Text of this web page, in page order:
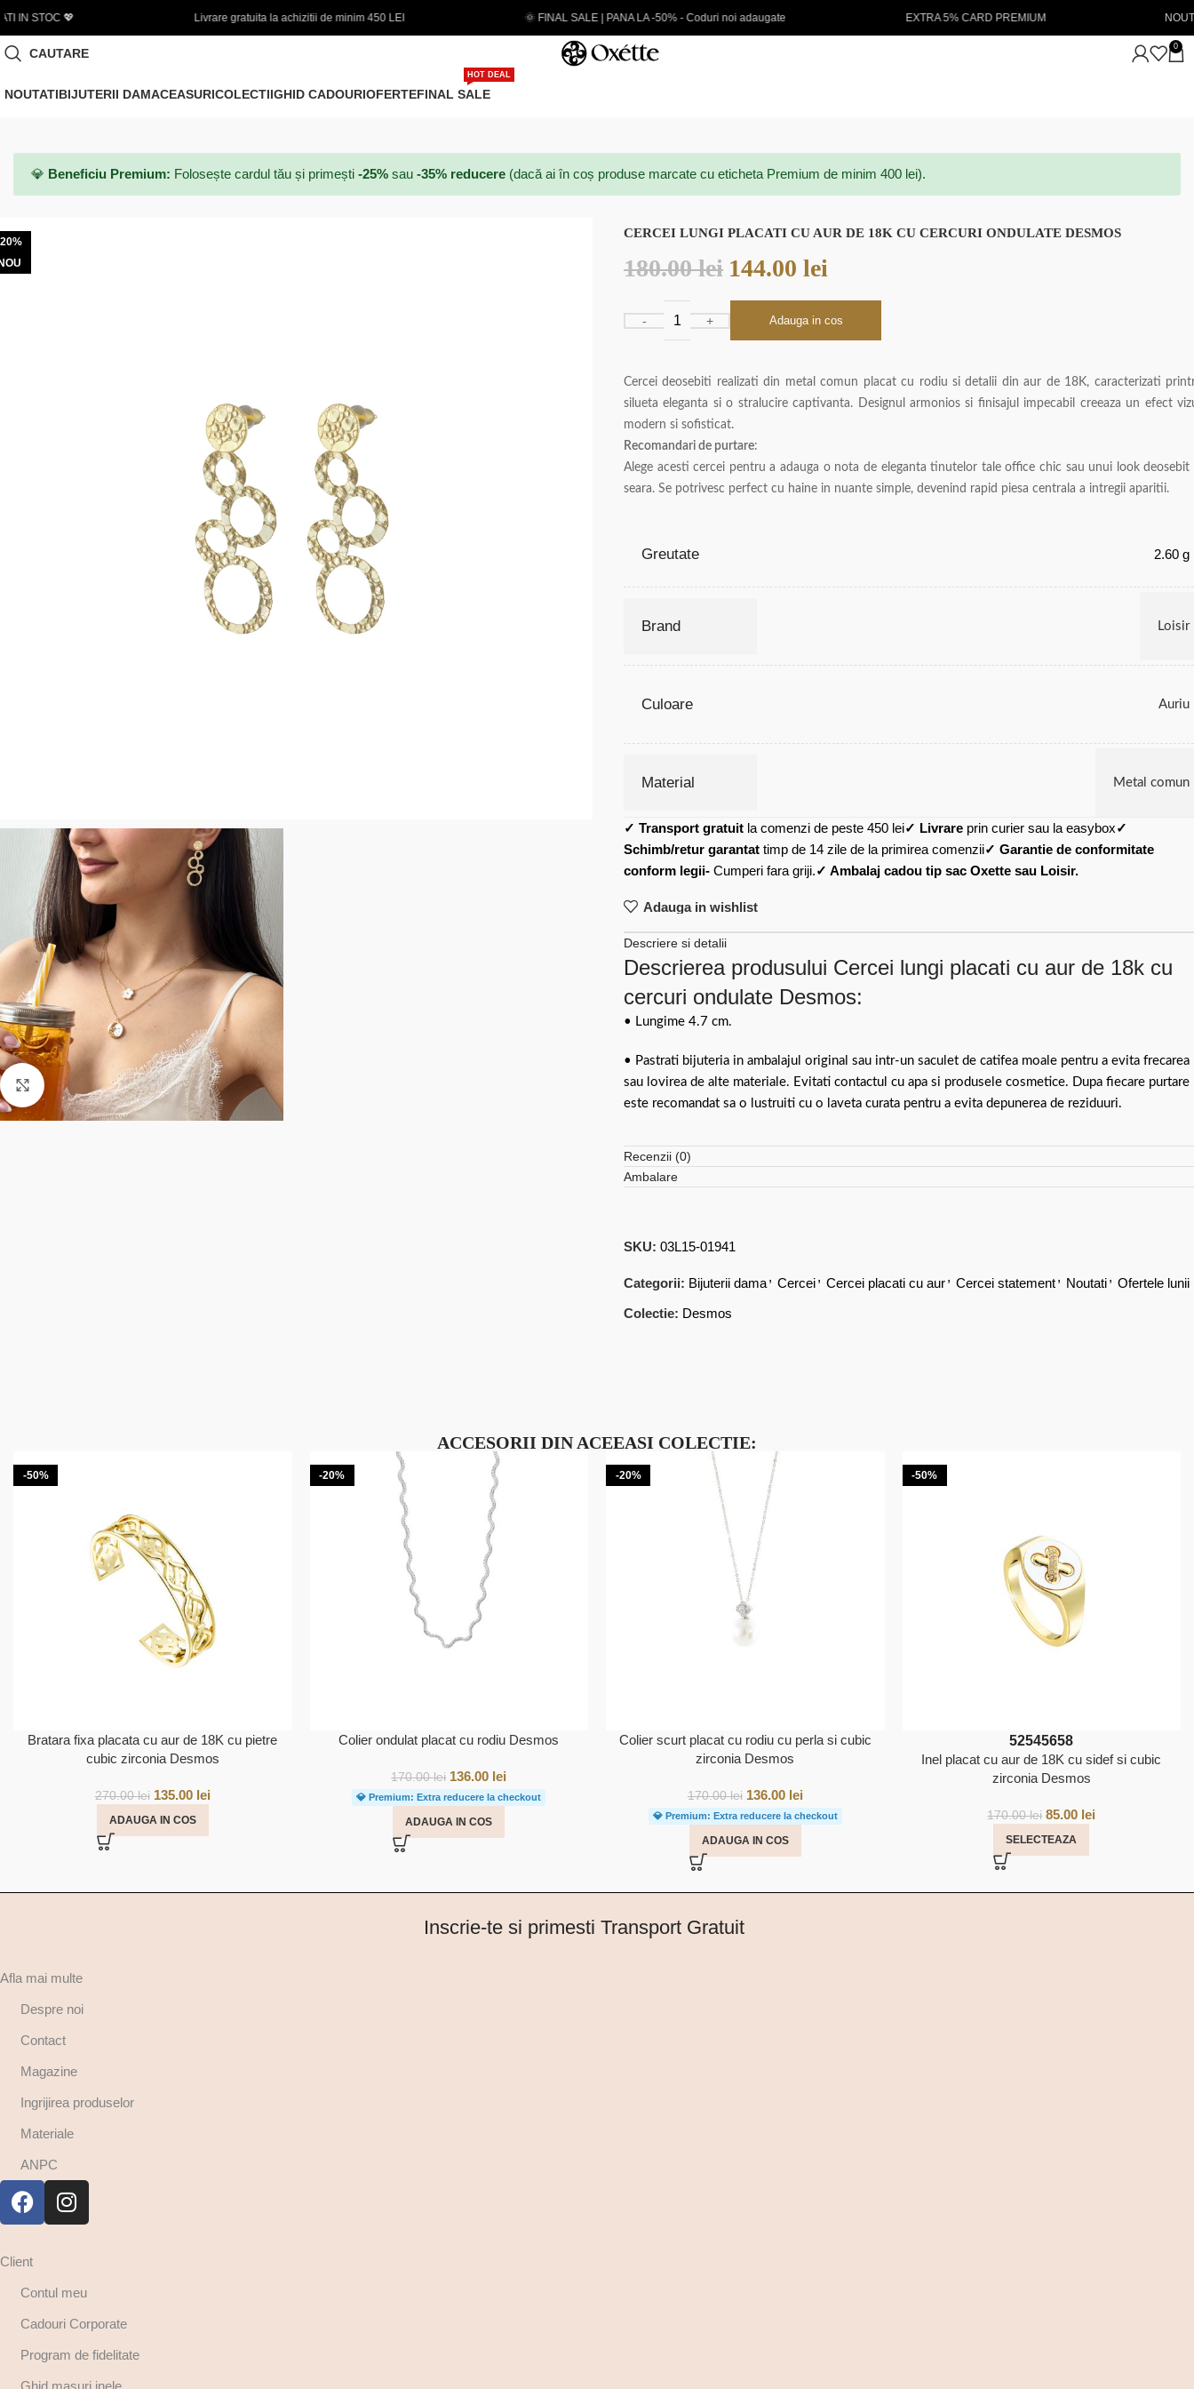
gratuita la achizitii de minim 450 LEI 🌞 FINAL SALE | PANA LA -50% - Coduri noi adaugate EXTRA 5% CARD PREMIUM NOUTATI IN STOC 💖
CAUTARE 0
NOUTATIBIJUTERII DAMACEASURICOLECTIIGHID CADOURIOFERTEFINAL SALE
HOT DEAL
💎 Beneficiu Premium: Folosește cardul tău și primești -25% sau -35% reducere (dacă ai în coș produse marcate cu eticheta Premium de minim 400 lei).
Click to enlarge
CERCEI LUNGI PLACATI CU AUR DE 18K CU CERCURI ONDULATE DESMOS
180.00lei 144.00 lei
Adauga in cos
Cercei deosebiti realizati din metal comun placat cu rodiu si detalii din aur de 18K, caracterizati
silueta eleganta si o stralucire captivanta. Designul armonios si finisajul impecabil creeaza un efect
modern si sofisticat.
Recomandari de purtare:
Alege acesti cercei pentru a adauga o nota de eleganta tinutelor tale office chic sau unui look deosebit
seara. Se potrivesc perfect cu haine in nuante simple, devenind rapid piesa centrala a intregii aparitii.
Greutate 2.60 g
Brand Loisir
Culoare Auriu
Material Metal comun
✓ Transport gratuit la comenzi de peste 450 lei✓ Livrare prin curier sau la easybox✓
Schimb/retur garantat timp de 14 zile de la primirea comenzii✓ Garantie de conformitate
conform legii- Cumperi fara griji.✓ Ambalaj cadou tip sac Oxette sau Loisir.
Adauga in wishlist
Descriere si detalii
Descrierea produsului Cercei lungi placati cu aur de 18k cu
cercuri ondulate Desmos:
• Lungime 4.7 cm.
• Pastrati bijuteria in ambalajul original sau intr-un saculet de catifea moale pentru a evita frecarea
sau lovirea de alte materiale. Evitati contactul cu apa si produsele cosmetice. Dupa fiecare purtare
este recomandat sa o lustruiti cu o laveta curata pentru a evita depunerea de reziduuri.
Recenzii (0)
Ambalare
SKU: 03L15-01941
Categorii: Bijuterii dama, Cercei, Cercei placati cu aur, Cercei statement, Noutati, Ofertele lunii
Colectie: Desmos
ACCESORII DIN ACEEASI COLECTIE:
-50%
Bratara fixa placata cu aur de 18K cu pietre
cubic zirconia Desmos
270.00lei 135.00 lei
ADAUGA IN COS
-20%
Colier ondulat placat cu rodiu Desmos
170.00lei 136.00 lei
💎 Premium: Extra reducere la checkout
ADAUGA IN COS
-20%
Colier scurt placat cu rodiu cu perla si cubic
zirconia Desmos
170.00lei 136.00 lei
💎 Premium: Extra reducere la checkout
ADAUGA IN COS
-50%
52545658
Inel placat cu aur de 18K cu sidef si cubic
zirconia Desmos
170.00lei 85.00 lei
SELECTEAZA
Inscrie-te si primesti Transport Gratuit
Afla mai multe
Despre noi
Contact
Magazine
Ingrijirea produselor
Materiale
ANPC
Client
Contul meu
Cadouri Corporate
Program de fidelitate
Ghid masuri inele